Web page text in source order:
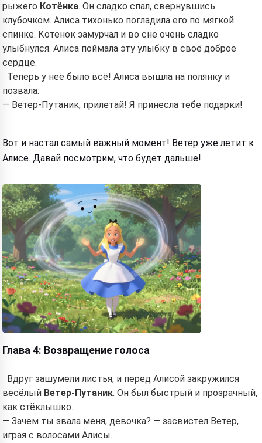
рыжего Котёнка. Он сладко спал, свернувшись
клубочком. Алиса тихонько погладила его по мягкой
спинке. Котёнок замурчал и во сне очень сладко
улыбнулся. Алиса поймала эту улыбку в своё доброе
сердце.
Теперь у неё было всё! Алиса вышла на полянку и
позвала:
— Ветер-Путаник, прилетай! Я принесла тебе подарки!
Вот и настал самый важный момент! Ветер уже летит к
Алисе. Давай посмотрим, что будет дальше!
Глава 4: Возвращение голоса
Вдруг зашумели листья, и перед Алисой закружился
весёлый Ветер-Путаник. Он был быстрый и прозрачный,
как стёклышко.
— Зачем ты звала меня, девочка? — засвистел Ветер,
играя с волосами Алисы.